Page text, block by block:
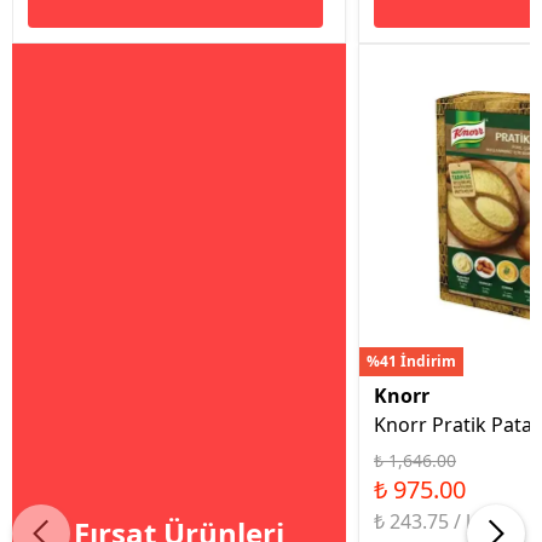
Fırsat Ürünleri
%41 İndirim
Knorr
Knorr Pratik
₺ 1,646.00
₺ 975.00
₺ 243.75 / kg